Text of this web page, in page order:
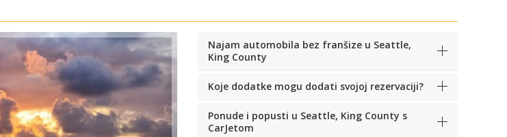
Najam automobila bez franšize u Seattle,
King County
Koje dodatke mogu dodati svojoj rezervaciji?
Ponude i popusti u Seattle, King County s
CarJetom